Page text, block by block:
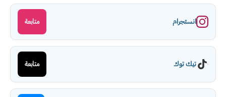
انستجرام متابعة
تيك توك متابعة